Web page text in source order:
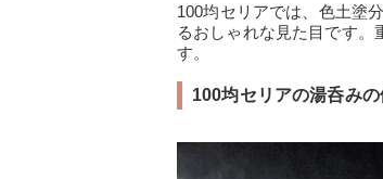
100均セリアでは、色土塗
るおしゃれな見た目です。
す。
100均セリアの湯呑み